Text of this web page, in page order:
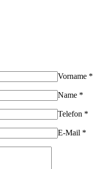
Vorname *
Name *
Telefon *
E-Mail *